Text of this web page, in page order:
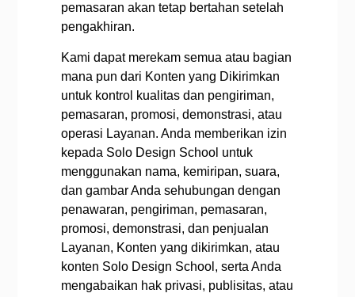
pemasaran akan tetap bertahan setelah
pengakhiran.
Kami dapat merekam semua atau bagian
mana pun dari Konten yang Dikirimkan
untuk kontrol kualitas dan pengiriman,
pemasaran, promosi, demonstrasi, atau
operasi Layanan. Anda memberikan izin
kepada Solo Design School untuk
menggunakan nama, kemiripan, suara,
dan gambar Anda sehubungan dengan
penawaran, pengiriman, pemasaran,
promosi, demonstrasi, dan penjualan
Layanan, Konten yang dikirimkan, atau
konten Solo Design School, serta Anda
mengabaikan hak privasi, publisitas, atau